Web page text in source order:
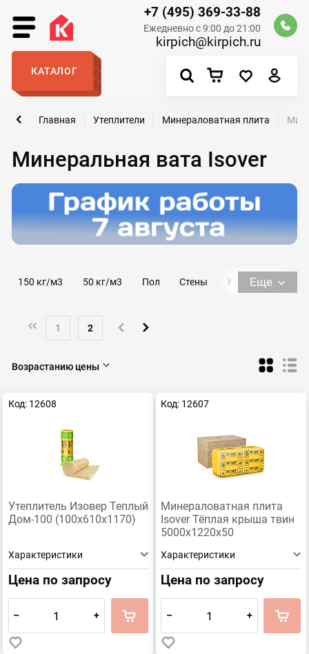
+7 (495) 369-33-88
Ежедневно с 9:00 до 21:00
kirpich@kirpich.ru
КАТАЛОГ
Минеральная вата Isover
Главная Утеплители Минераловатная плита
150 кг/м3 50 кг/м3 Пол Стены
Кровля
Теплоизоляция
Звукоизоляция
Еще
1 2
Возрастанию цены
Код: 12608
Утеплитель Изовер Теплый
Дом-100 (100х610х1170)
Характеристики
Цена по запросу
– +
Код: 12607
Минераловатная плита
Isover Тёплая крыша твин
5000х1220х50
Характеристики
Цена по запросу
– +